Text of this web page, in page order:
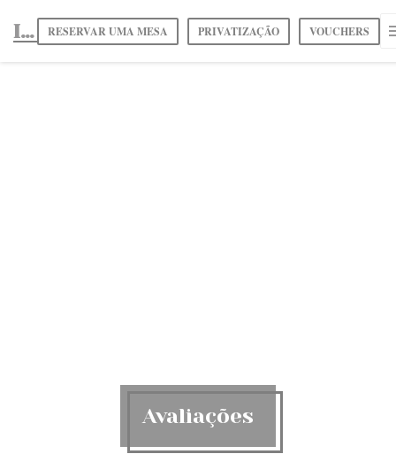
Il était une Oie dans le Sud-ouest RESERVAR UMA MESA PRIVATIZAÇÃO VOUCHERS
Avaliações